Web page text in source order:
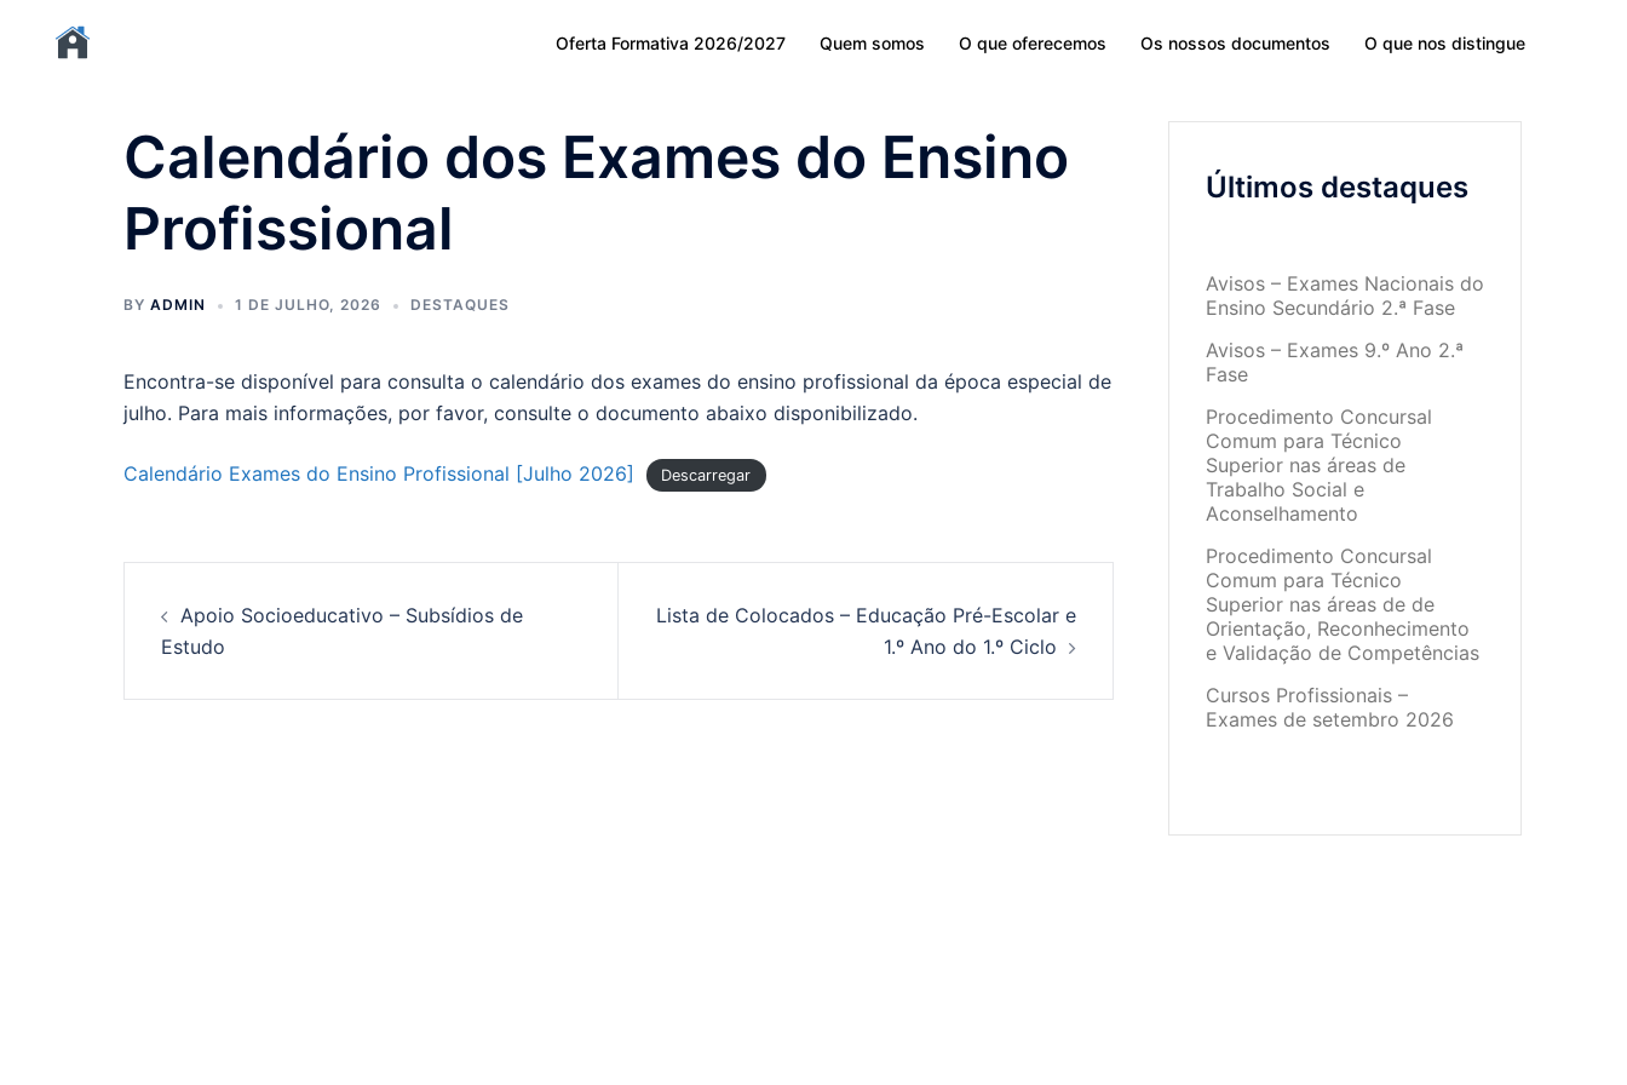
Oferta Formativa 2026/2027 Quem somos O que oferecemos Os nossos documentos O que nos distingue
Calendário dos Exames do Ensino
Profissional
BY ADMIN 1 DE JULHO, 2026 DESTAQUES
Encontra-se disponível para consulta o calendário dos exames do ensino profissional da época especial de
julho. Para mais informações, por favor, consulte o documento abaixo disponibilizado.
Calendário Exames do Ensino Profissional [Julho 2026] Descarregar
Apoio Socioeducativo – Subsídios de
Estudo
Lista de Colocados – Educação Pré-Escolar e
1.º Ano do 1.º Ciclo
Últimos destaques
Avisos – Exames Nacionais do
Ensino Secundário 2.ª Fase
Avisos – Exames 9.º Ano 2.ª
Fase
Procedimento Concursal
Comum para Técnico
Superior nas áreas de
Trabalho Social e
Aconselhamento
Procedimento Concursal
Comum para Técnico
Superior nas áreas de de
Orientação, Reconhecimento
e Validação de Competências
Cursos Profissionais –
Exames de setembro 2026